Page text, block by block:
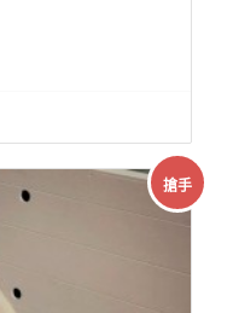
搶手